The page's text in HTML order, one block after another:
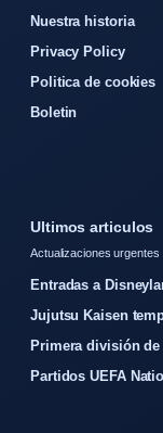
Nuestra historia
Privacy Policy
Politica de cookies
Boletin
Ultimos articulos
Actualizaciones urgentes
Entradas a
Jujutsu Kaisen
Primera división
Partidos UEFA